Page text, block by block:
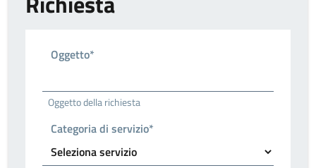
Oggetto*
Oggetto della richiesta
Categoria di servizio*